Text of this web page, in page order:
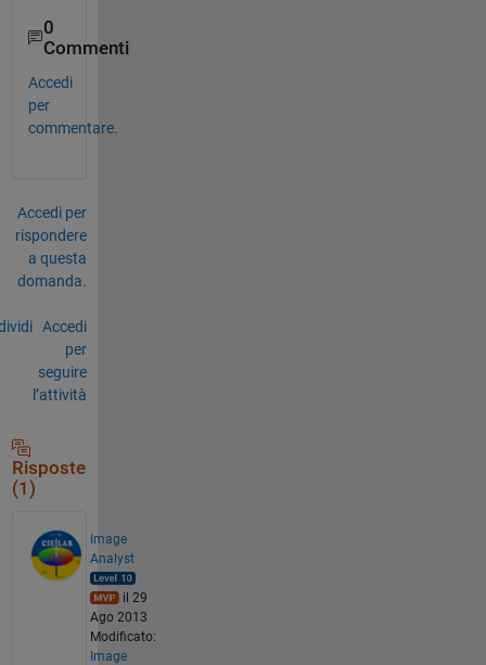
0
Commenti
Accedi
per
commentare.
Accedi per
rispondere
a questa
domanda.
Accedi
per
seguire
l’attività
Risposte
(1)
Image
Analyst
il 29
Ago 2013
Modificato:
Image